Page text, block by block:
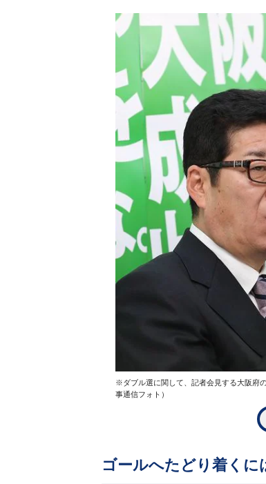
※ダブル選に関して、記者会見する大阪府
事通信フォト）
ゴールへたどり着くに